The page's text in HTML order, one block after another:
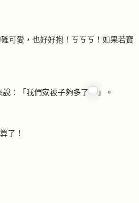
可愛，也好好抱！ㄎㄎㄎ！如果若寶
：「我們家被子夠多了 」。
了！